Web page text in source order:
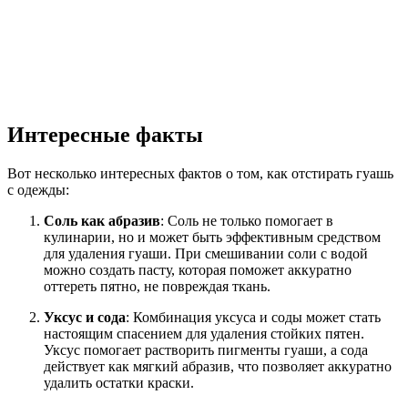
Интересные факты
Вот несколько интересных фактов о том, как отстирать гуашь
с одежды:
Соль как абразив: Соль не только помогает в
кулинарии, но и может быть эффективным средством
для удаления гуаши. При смешивании соли с водой
можно создать пасту, которая поможет аккуратно
оттереть пятно, не повреждая ткань.
Уксус и сода: Комбинация уксуса и соды может стать
настоящим спасением для удаления стойких пятен.
Уксус помогает растворить пигменты гуаши, а сода
действует как мягкий абразив, что позволяет аккуратно
удалить остатки краски.